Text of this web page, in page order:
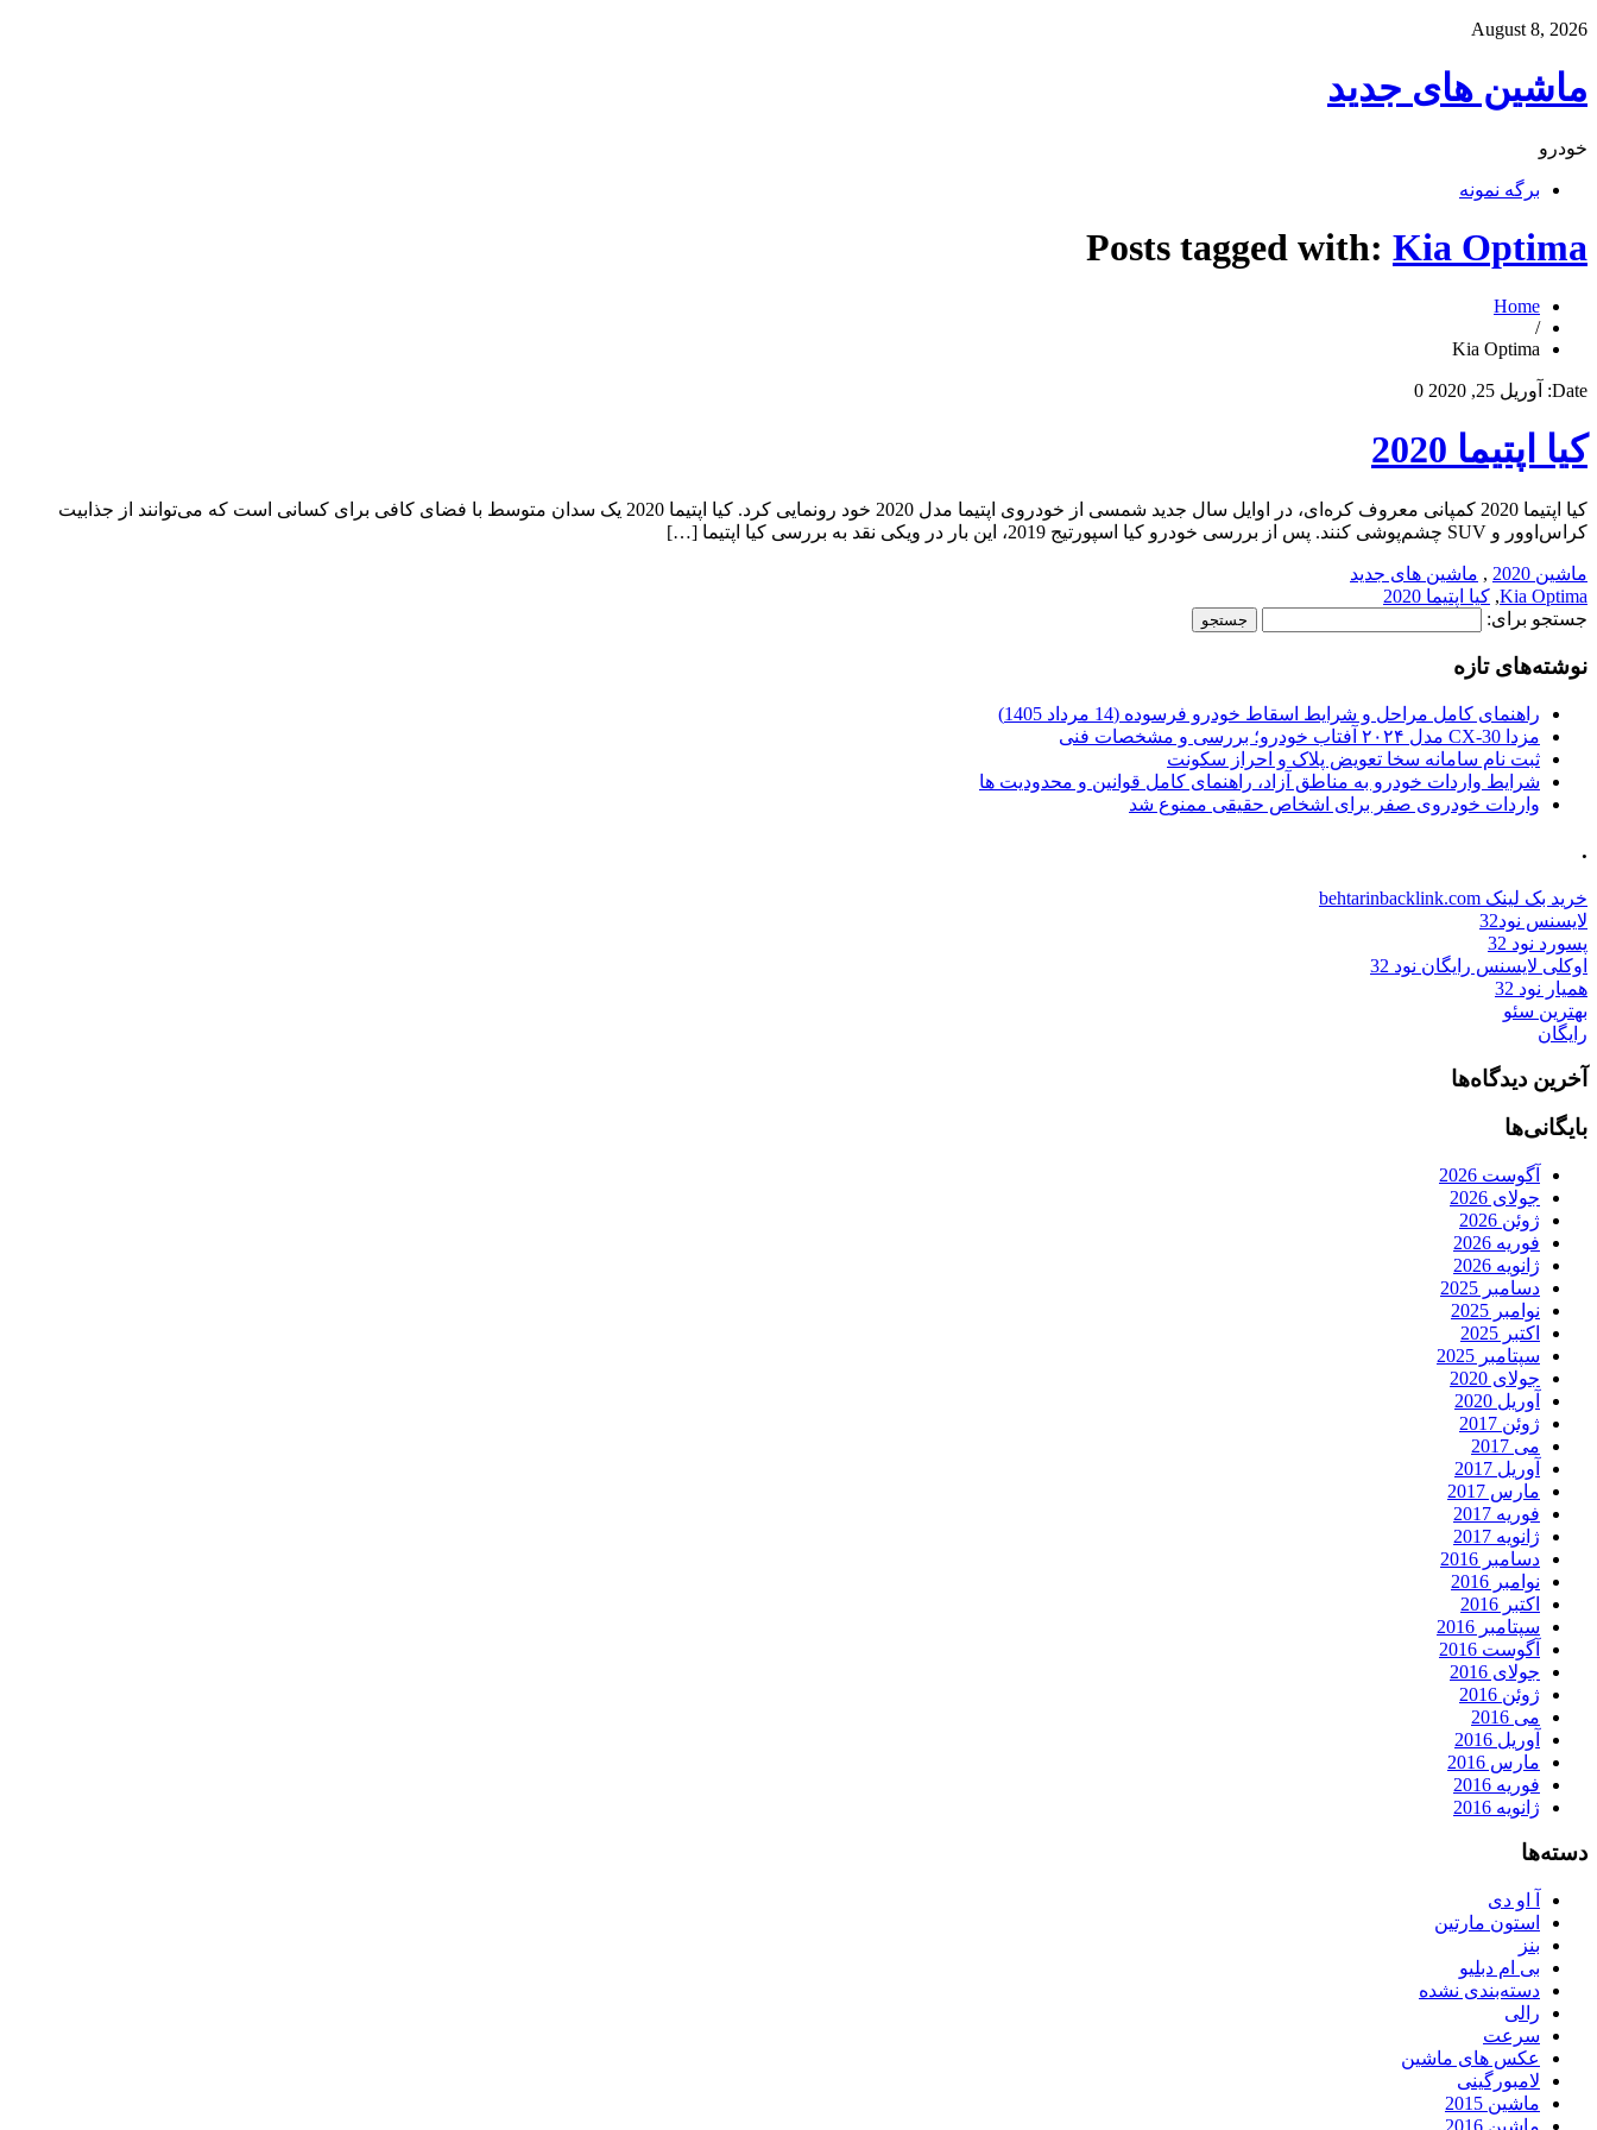
August 8, 2026
ماشین های جدید
خودرو
برگه نمونه
Posts tagged with: Kia Optima
Home
/
Kia Optima
Date: آوریل 25, 2020 0
کیا اپتیما 2020
کیا اپتیما 2020 کمپانی معروف کره‌ای، در اوایل سال جدید شمسی از خودروی اپتیما مدل 2020 خود رونمایی کرد. کیا اپتیما 2020 یک سدان متوسط با فضای کافی برای کسانی است که می‌توانند از جذابیت
کراس‌اوور و SUV چشم‌پوشی کنند. پس از بررسی خودرو کیا اسپورتیج 2019، این بار در ویکی نقد به بررسی کیا اپتیما […]
ماشین 2020 , ماشین های جدید
Kia Optima
, کیا اپتیما 2020
جستجو برای:
نوشته‌های تازه
راهنمای کامل مراحل و شرایط اسقاط خودرو فرسوده (14 مرداد 1405)
مزدا CX-30 مدل ۲۰۲۴ آفتاب خودرو؛ بررسی و مشخصات فنی
ثبت نام سامانه سخا تعویض پلاک و احراز سکونت
شرایط واردات خودرو به مناطق آزاد، راهنمای کامل قوانین و محدودیت ها
واردات خودروی صفر برای اشخاص حقیقی ممنوع شد
.
خرید بک لینک behtarinbacklink.com
لایسنس نود32
پسورد نود 32
اوکلی لایسنس رایگان نود 32
همیار نود 32
بهترین سئو
رایگان
آخرین دیدگاه‌ها
بایگانی‌ها
آگوست 2026
جولای 2026
ژوئن 2026
فوریه 2026
ژانویه 2026
دسامبر 2025
نوامبر 2025
اکتبر 2025
سپتامبر 2025
جولای 2020
آوریل 2020
ژوئن 2017
می 2017
آوریل 2017
مارس 2017
فوریه 2017
ژانویه 2017
دسامبر 2016
نوامبر 2016
اکتبر 2016
سپتامبر 2016
آگوست 2016
جولای 2016
ژوئن 2016
می 2016
آوریل 2016
مارس 2016
فوریه 2016
ژانویه 2016
دسته‌ها
آ او دی
استون مارتین
بنز
بی ام دبلیو
دسته‌بندی نشده
رالی
سرعت
عکس های ماشین
لامبورگینی
ماشین 2015
ماشین 2016